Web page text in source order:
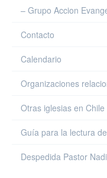
– Grupo Accion
Contacto
Calendario
Organizaciones
Otras iglesias en Chile
Guía para la lectura
Despedida Pastor